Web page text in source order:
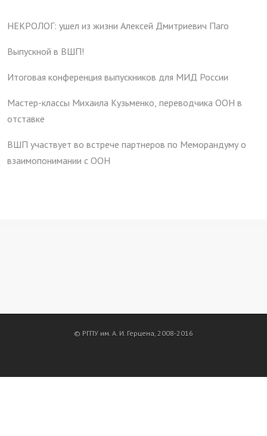
НЕКРОЛОГ: ушел из жизни Алексей Дмитриевич Паго
Выпускной в ВШП!
Итоговая конференция выпускников для МИД России
Мастер-классы Михаила Кузьменко, переводчика ООН в
отставке
ВШП участвует во встрече партнеров по Меморандуму о
взаимопонимании с ООН
© РГПУ им. А. И. Герцена, 2008-2016